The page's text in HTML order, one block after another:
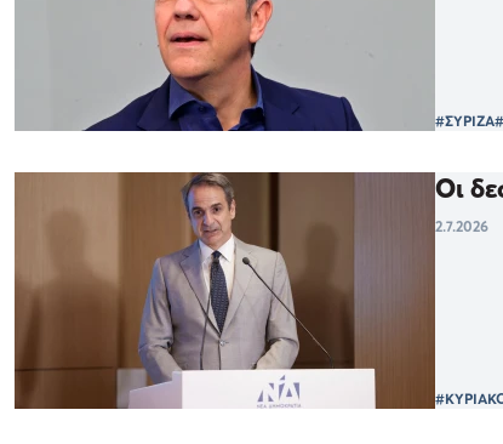
#ΣΥΡΙΖΑ
Οι
2.7.2026